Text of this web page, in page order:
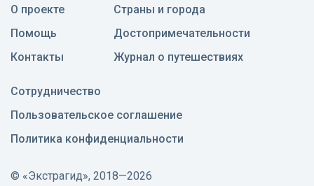
О проекте
Помощь
Контакты
Страны и города
Достопримечательности
Журнал о путешествиях
Сотрудничество
Пользовательское соглашение
Политика конфиденциальности
© «Экстрагид», 2018—2026